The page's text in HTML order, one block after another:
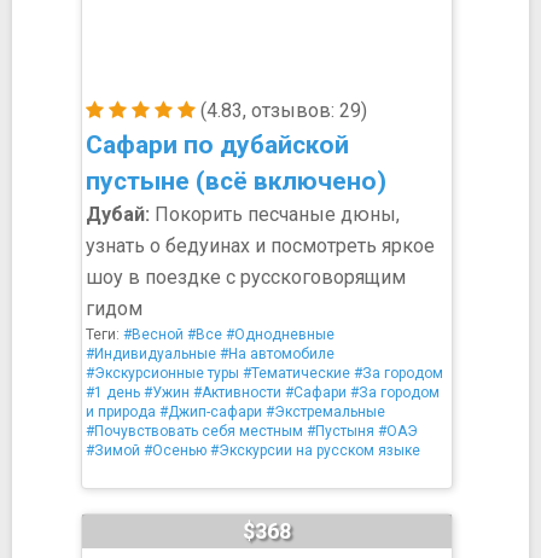
(4.83, отзывов: 29)
Сафари по дубайской
пустыне (всё включено)
Дубай: Покорить песчаные дюны,
узнать о бедуинах и посмотреть яркое
шоу в поездке с русскоговорящим
гидом
Теги: #Весной #Все #Однодневные
#Индивидуальные #На автомобиле
#Экскурсионные туры #Тематические #За городом
#1 день #Ужин #Активности #Сафари #За городом
и природа #Джип-сафари #Экстремальные
#Почувствовать себя местным #Пустыня #ОАЭ
#Зимой #Осенью #Экскурсии на русском языке
$368